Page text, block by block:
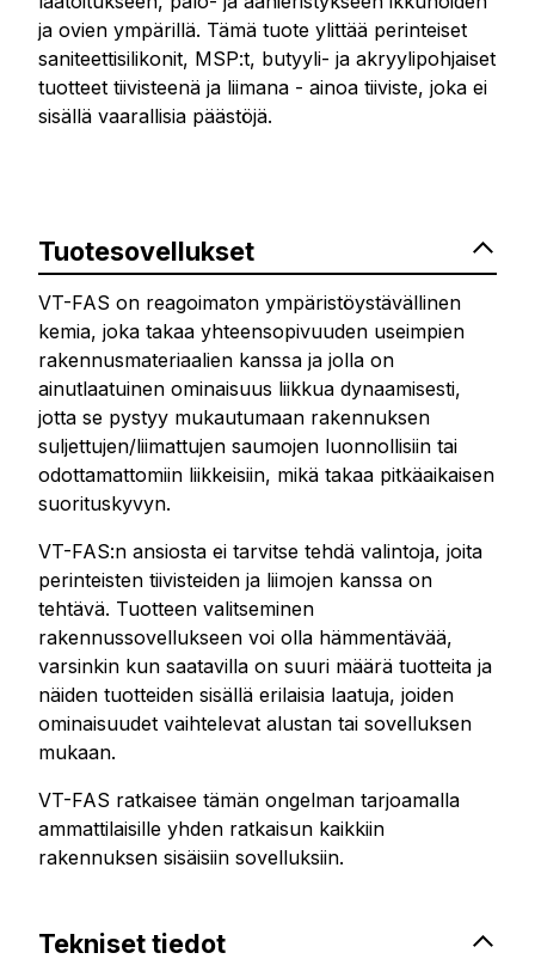
ja ovien ympärillä. Tämä tuote ylittää perinteiset
saniteettisilikonit, MSP:t, butyyli- ja akryylipohjaiset
tuotteet tiivisteenä ja liimana - ainoa tiiviste, joka ei
sisällä vaarallisia päästöjä.
Tuotesovellukset
VT-FAS on reagoimaton ympäristöystävällinen
kemia, joka takaa yhteensopivuuden useimpien
rakennusmateriaalien kanssa ja jolla on
ainutlaatuinen ominaisuus liikkua dynaamisesti,
jotta se pystyy mukautumaan rakennuksen
suljettujen/liimattujen saumojen luonnollisiin tai
odottamattomiin liikkeisiin, mikä takaa pitkäaikaisen
suorituskyvyn.
VT-FAS:n ansiosta ei tarvitse tehdä valintoja, joita
perinteisten tiivisteiden ja liimojen kanssa on
tehtävä. Tuotteen valitseminen
rakennussovellukseen voi olla hämmentävää,
varsinkin kun saatavilla on suuri määrä tuotteita ja
näiden tuotteiden sisällä erilaisia laatuja, joiden
ominaisuudet vaihtelevat alustan tai sovelluksen
mukaan.
VT-FAS ratkaisee tämän ongelman tarjoamalla
ammattilaisille yhden ratkaisun kaikkiin
rakennuksen sisäisiin sovelluksiin.
Tekniset tiedot